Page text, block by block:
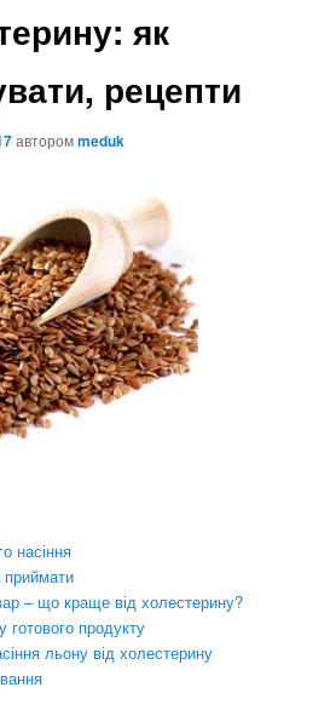
як
рецепти
авторомmeduk
насіння
– що краще від холестерину?
продукту
льону від холестерину